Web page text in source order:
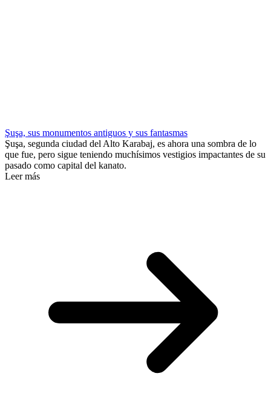
Şuşa, sus monumentos antiguos y sus fantasmas
Şuşa, segunda ciudad del Alto Karabaj, es ahora una sombra de lo
que fue, pero sigue teniendo muchísimos vestigios impactantes de su
pasado como capital del kanato.
Leer más